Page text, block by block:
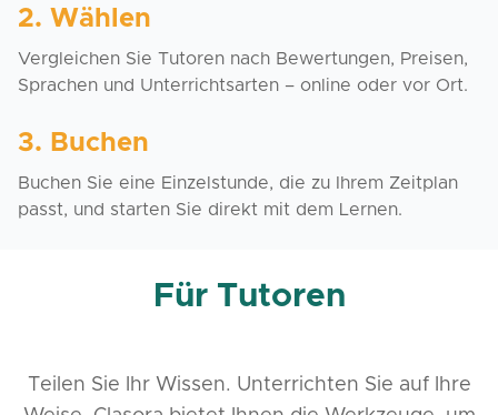
2. Wählen
Vergleichen Sie Tutoren nach Bewertungen, Preisen,
Sprachen und Unterrichtsarten – online oder vor Ort.
3. Buchen
Buchen Sie eine Einzelstunde, die zu Ihrem Zeitplan
passt, und starten Sie direkt mit dem Lernen.
Für Tutoren
Teilen Sie Ihr Wissen. Unterrichten Sie auf Ihre